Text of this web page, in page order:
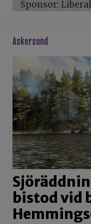
Sponsor:
askersund
bistod vid